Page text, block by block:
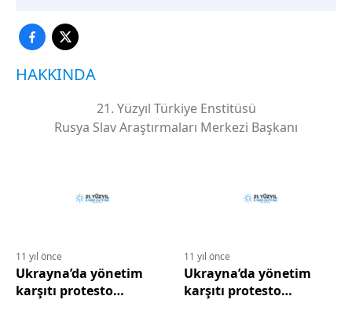
HAKKINDA
21. Yüzyıl Türkiye Enstitüsü
Rusya Slav Araştırmaları Merkezi Başkanı
11 yıl önce
Ukrayna’da yönetim
karşıtı protesto
11 yıl önce
Ukrayna’da yönetim
karşıtı protesto